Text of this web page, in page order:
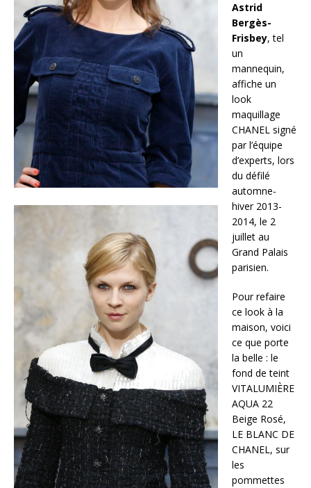
Astrid
Bergès-
Frisbey, tel
un
mannequin,
affiche un
look
maquillage
CHANEL signé
par l’équipe
d’experts, lors
du défilé
automne-
hiver 2013-
2014, le 2
juillet au
Grand Palais
parisien.
Pour refaire
ce look à la
maison, voici
ce que porte
la belle : le
fond de teint
VITALUMIÈRE
AQUA 22
Beige Rosé,
LE BLANC DE
CHANEL, sur
les
pommettes